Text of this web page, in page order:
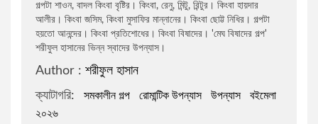
শরীফুল হাসান
জোনাথন এল.লী
মহিউদ্দিন আহমদ
আত্ন-উন্নয়ন ও মোটিভেশন
ফ্রিল্যান্সিং ও আউটসোর্সিং
ডায়েরি ও চিঠিপত্র সংকলন
গল্পটা শাওন, বাদল কিংবা বৃষ্টির। কিংবা, রেনু, মিন্টু, রিন্টুর। কিংবা হায়দার
আলীর। কিংবা জসিম, কিংবা মুসাফির মান্নানের। কিংবা ছোট্ট নিধির। গল্পটা
হয়তো আনন্দের। কিংবা প্রতিশোধের। কিংবা বিষাদের। 'মেঘ বিষাদের গল্প'
শরীফুল হাসানের ভিন্ন স্বাদের উপন্যাস।
Author : শরীফুল হাসান
ক্যাটাগরি:
সমকালীন গল্প রোমান্টিক উপন্যাস উপন্যাস
বইমেলা
২০২৬